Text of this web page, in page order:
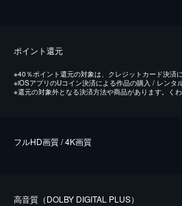
ポイント還元
※40％ポイント還元の対象は、クレジットカード決済
※iOSアプリのUコイン決済による作品の購入 / レンタ
※還元の対象外となる決済方法や商品があります。く
フルHD画質 / 4K画質
⾼⾳質（DOLBY DIGITAL PLUS）